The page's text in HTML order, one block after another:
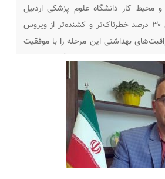
محیط کار دانشگاه علوم پزشکی اردبیل
گفت: کرونای انگلیسی ۳۰ درصد خطرناک‌تر و کشنده‌تر از ویروس
بهداشتی این مرحله را با موفقیت
نیوز صامت صالحیان گفت: بعد از
بیماری کرونا در کشور و استان اردبیل،